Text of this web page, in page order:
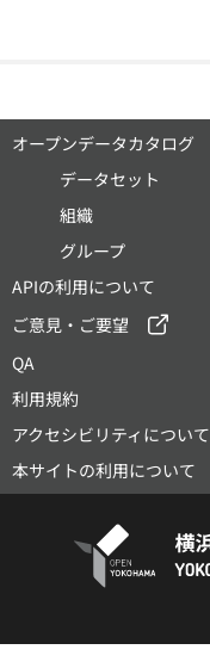
オープンデータカタログ
データセット
組織
グループ
APIの利用について
ご意見・ご要望
QA
利用規約
アクセシビリティについて
本サイトの利用について